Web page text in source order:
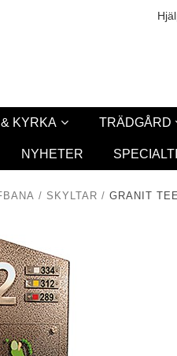
Säkerhet &
KYRKA TRÄDGÅRD
NYHETER
/ SKYLTAR / GRANIT